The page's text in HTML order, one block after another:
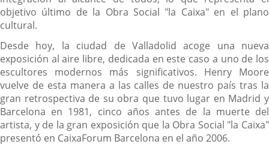
objetivo último de la Obra Social "la Caixa" en el plano
cultural.
Desde hoy, la ciudad de Valladolid acoge una nueva
exposición al aire libre, dedicada en este caso a uno de los
escultores modernos más significativos. Henry Moore
vuelve de esta manera a las calles de nuestro país tras la
gran retrospectiva de su obra que tuvo lugar en Madrid y
Barcelona en 1981, cinco años antes de la muerte del
artista, y de la gran exposición que la Obra Social "la Caixa"
presentó en CaixaForum Barcelona en el año 2006.